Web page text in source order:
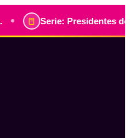
Serie: Presidentes de